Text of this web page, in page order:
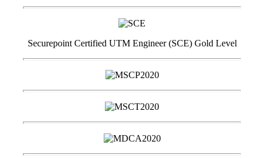
Securepoint Certified UTM Engineer (SCE) Gold Level